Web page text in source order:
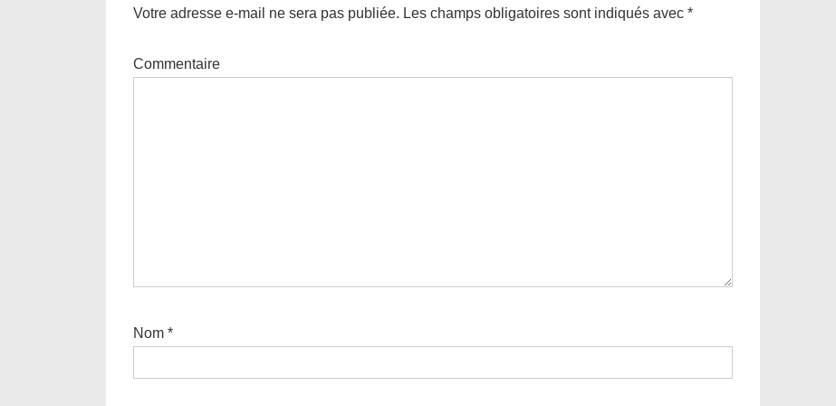
Votre adresse e-mail ne sera pas publiée. Les champs obligatoires sont indiqués avec *
Commentaire
Nom *